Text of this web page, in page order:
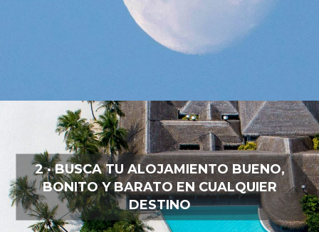
2 · BUSCA TU ALOJAMIENTO BUENO,
BONITO Y BARATO EN CUALQUIER
DESTINO